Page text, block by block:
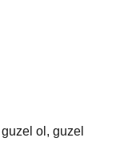
ol, guzel